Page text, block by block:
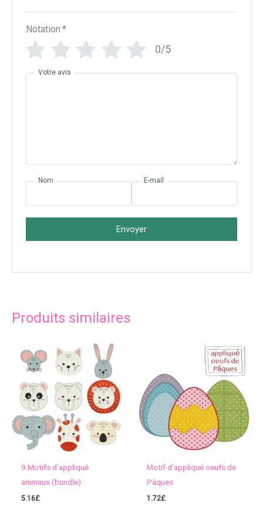
Notation *
0/5
Votre avis
Nom E-mail
Envoyer
Produits similaires
9 Motifs d’appliqué
animaux (bundle)
5.16£
Motif d’appliqué oeufs de
Pâques
1.72£